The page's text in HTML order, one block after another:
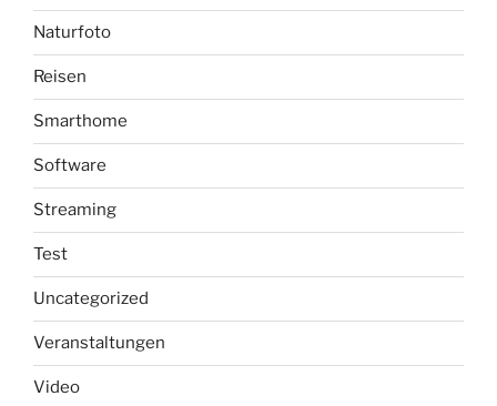
Naturfoto
Reisen
Smarthome
Software
Streaming
Test
Uncategorized
Veranstaltungen
Video